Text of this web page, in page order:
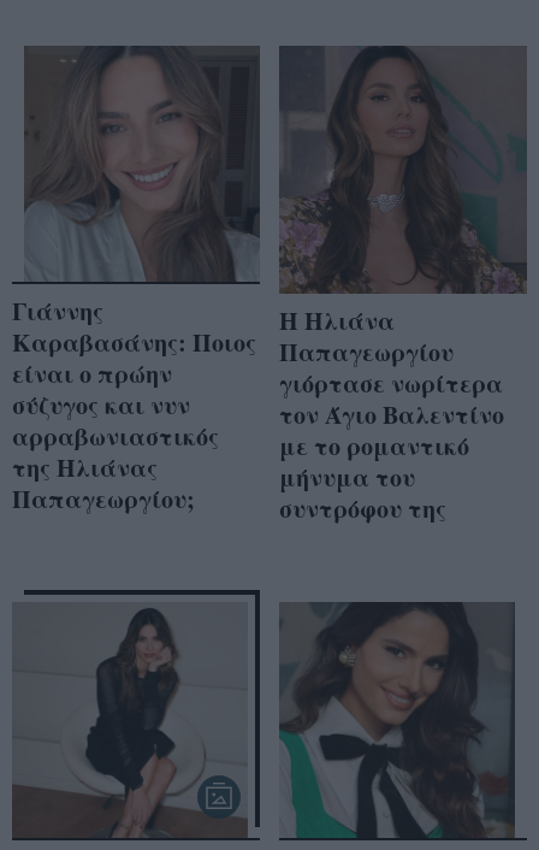
Γιάννης
Καραβασάνης: Ποιος
είναι ο πρώην
σύζυγος και νυν
αρραβωνιαστικός
της Ηλιάνας
Παπαγεωργίου;
Η Ηλιάνα
Παπαγεωργίου
γιόρτασε νωρίτερα
τον Άγιο Βαλεντίνο
με το ρομαντικό
μήνυμα του
συντρόφου της